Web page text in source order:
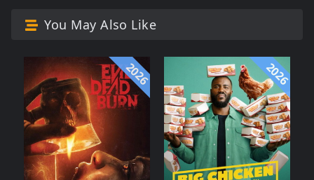
You May Also Like
2026 2026